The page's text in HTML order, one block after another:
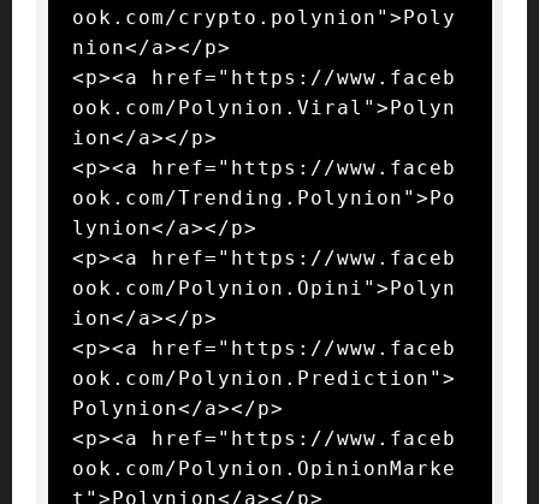
ook.com/crypto.polynion">Poly
nion</a></p>
<p><a href="https://www.faceb
ook.com/Polynion.Viral">Polyn
ion</a></p>
<p><a href="https://www.faceb
ook.com/Trending.Polynion">Po
lynion</a></p>
<p><a href="https://www.faceb
ook.com/Polynion.Opini">Polyn
ion</a></p>
<p><a href="https://www.faceb
ook.com/Polynion.Prediction">
Polynion</a></p>
<p><a href="https://www.faceb
ook.com/Polynion.OpinionMarke
t">Polynion</a></p>